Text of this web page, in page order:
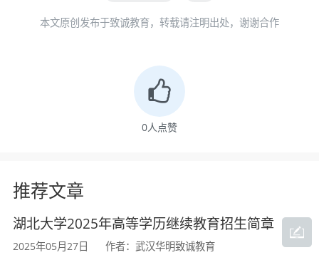
专升 业 专科起点升本科，科
2.5
业
余
专科起点升本科，科
工程管理
本
5
余 综合...
本文原创发布于致诚教育，转载请注明出处，谢谢合作
0人点赞
推荐文章
湖北大学2025年高等学历继续教育招生简章
2025年05月27日
作者：武汉华明致诚教育